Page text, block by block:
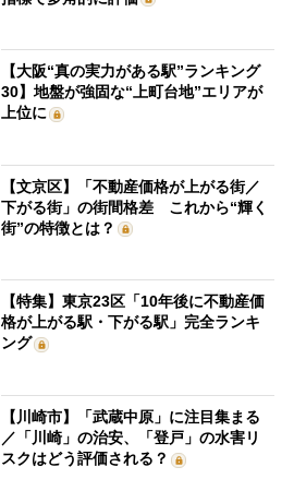
【大阪“真の実力がある駅”ランキング
30】地盤が強固な“上町台地”エリアが
上位に
【文京区】「不動産価格が上がる街／
下がる街」の街間格差 これから“輝く
街”の特徴とは？
【特集】東京23区「10年後に不動産価
格が上がる駅・下がる駅」完全ランキ
ング
【川崎市】「武蔵中原」に注目集まる
／「川崎」の治安、「登戸」の水害リ
スクはどう評価される？